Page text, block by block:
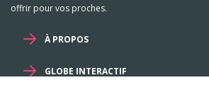
offrir pour vos proches.
À PROPOS
GLOBE INTERACTIF